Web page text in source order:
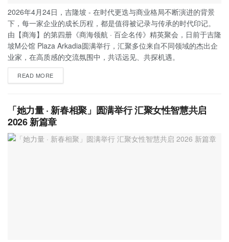
2026年4月24日，吉隆坡 - 在时代更迭与商业格局不断演进的背景
下，每一家企业的成长历程，都是值得被记录与传承的时代印记。
由【商海】的第四册《商海领航 · 百企名传》精英聚会，日前于吉隆
坡M公馆 Plaza Arkadia圆满举行，汇聚多位来自不同领域的杰出企
业家，在高质感的交流氛围中，共话远见、共探机遇。
READ MORE
「她力量 · 新春相聚」圆满举行 汇聚女性智慧共启
2026 新篇章